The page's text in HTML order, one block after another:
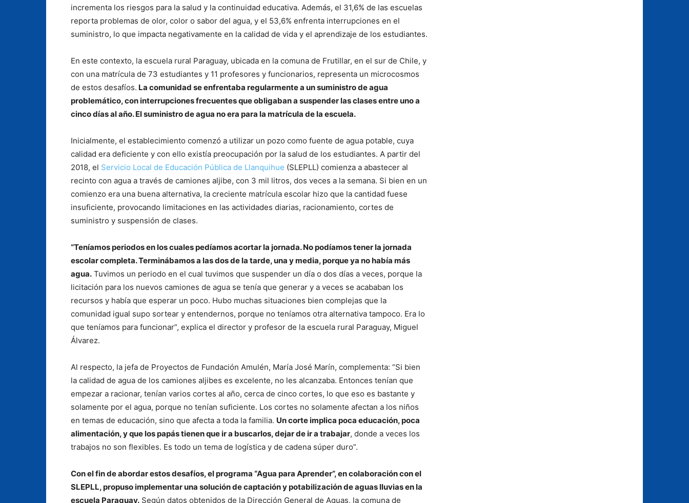
incrementa los riesgos para la salud y la continuidad educativa. Además, el 31,6% de las escuelas
reporta problemas de olor, color o sabor del agua, y el 53,6% enfrenta interrupciones en el
suministro, lo que impacta negativamente en la calidad de vida y el aprendizaje de los estudiantes.
En este contexto, la escuela rural Paraguay, ubicada en la comuna de Frutillar, en el sur de Chile, y
con una matrícula de 73 estudiantes y 11 profesores y funcionarios, representa un microcosmos
de estos desafíos. La comunidad se enfrentaba regularmente a un suministro de agua
problemático, con interrupciones frecuentes que obligaban a suspender las clases entre uno a
cinco días al año. El suministro de agua no era para la matrícula de la escuela.
Inicialmente, el establecimiento comenzó a utilizar un pozo como fuente de agua potable, cuya
calidad era deficiente y con ello existía preocupación por la salud de los estudiantes. A partir del
2018, el Servicio Local de Educación Pública de Llanquihue (SLEPLL) comienza a abastecer al
recinto con agua a través de camiones aljibe, con 3 mil litros, dos veces a la semana. Si bien en un
comienzo era una buena alternativa, la creciente matrícula escolar hizo que la cantidad fuese
insuficiente, provocando limitaciones en las actividades diarias, racionamiento, cortes de
suministro y suspensión de clases.
“Teníamos periodos en los cuales pedíamos acortar la jornada. No podíamos tener la jornada
escolar completa. Terminábamos a las dos de la tarde, una y media, porque ya no había más
agua. Tuvimos un periodo en el cual tuvimos que suspender un día o dos días a veces, porque la
licitación para los nuevos camiones de agua se tenía que generar y a veces se acababan los
recursos y había que esperar un poco. Hubo muchas situaciones bien complejas que la
comunidad igual supo sortear y entendernos, porque no teníamos otra alternativa tampoco. Era lo
que teníamos para funcionar”, explica el director y profesor de la escuela rural Paraguay, Miguel
Álvarez.
Al respecto, la jefa de Proyectos de Fundación Amulén, María José Marín, complementa: “Si bien
la calidad de agua de los camiones aljibes es excelente, no les alcanzaba. Entonces tenían que
empezar a racionar, tenían varios cortes al año, cerca de cinco cortes, lo que eso es bastante y
solamente por el agua, porque no tenían suficiente. Los cortes no solamente afectan a los niños
en temas de educación, sino que afecta a toda la familia. Un corte implica poca educación, poca
alimentación, y que los papás tienen que ir a buscarlos, dejar de ir a trabajar, donde a veces los
trabajos no son flexibles. Es todo un tema de logística y de cadena súper duro”.
Con el fin de abordar estos desafíos, el programa “Agua para Aprender”, en colaboración con el
SLEPLL, propuso implementar una solución de captación y potabilización de aguas lluvias en la
escuela Paraguay. Según datos obtenidos de la Dirección General de Aguas, la comuna de